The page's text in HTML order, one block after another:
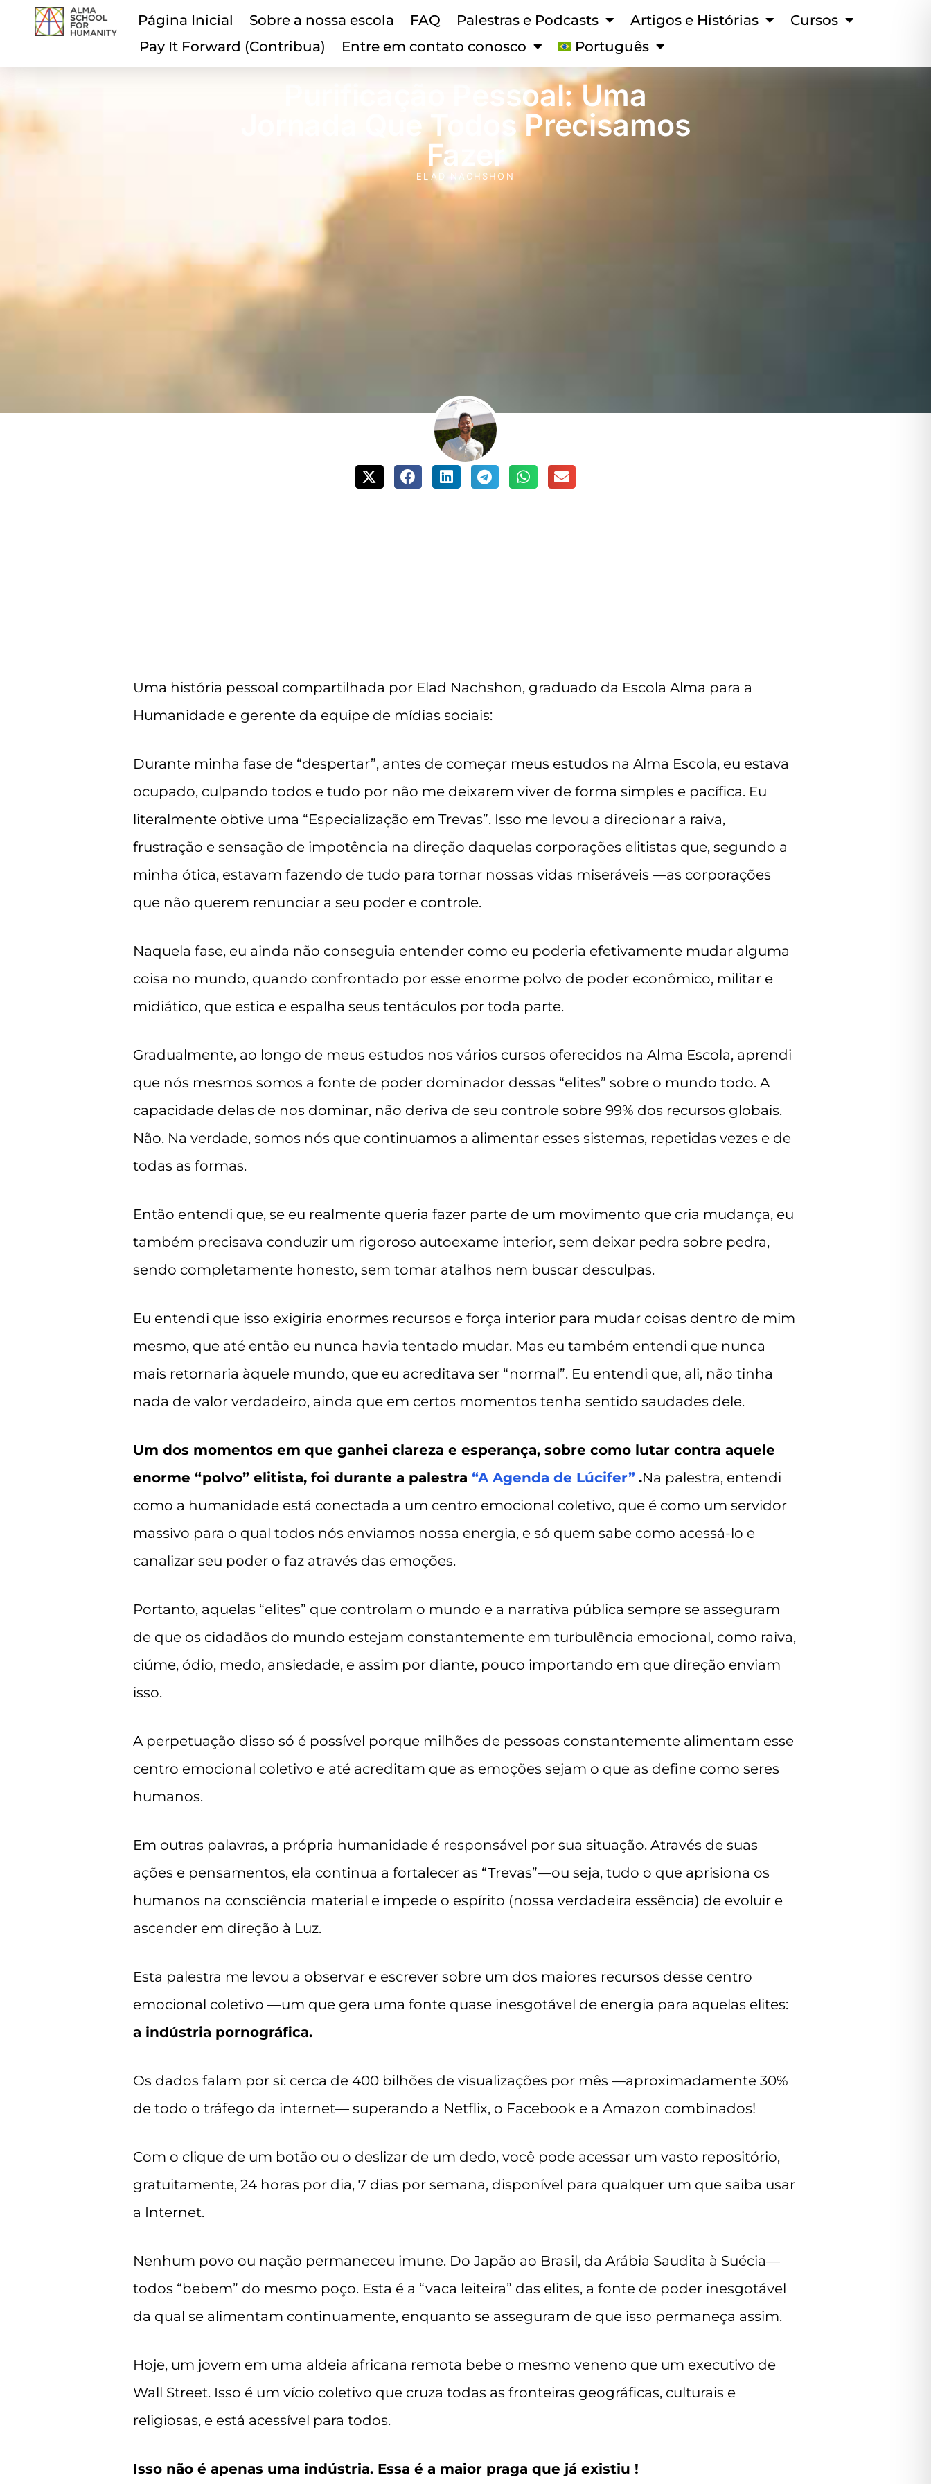
Página Inicial Sobre a nossa escola FAQ Palestras e Podcasts Artigos e Histórias
Cursos
Pay It Forward (Contribua)
Entre em contato conosco Português
Purificação Pessoal: Uma
Jornada Que Todos Precisamos
Fazer
ELAD NACHSHON
Uma história pessoal compartilhada por Elad Nachshon, graduado da Escola Alma para a
Humanidade e gerente da equipe de mídias sociais:
Durante minha fase de “despertar”, antes de começar meus estudos na Alma Escola, eu estava
ocupado, culpando todos e tudo por não me deixarem viver de forma simples e pacífica. Eu
literalmente obtive uma “Especialização em Trevas”. Isso me levou a direcionar a raiva,
frustração e sensação de impotência na direção daquelas corporações elitistas que, segundo a
minha ótica, estavam fazendo de tudo para tornar nossas vidas miseráveis —as corporações
que não querem renunciar a seu poder e controle.
Naquela fase, eu ainda não conseguia entender como eu poderia efetivamente mudar alguma
coisa no mundo, quando confrontado por esse enorme polvo de poder econômico, militar e
midiático, que estica e espalha seus tentáculos por toda parte.
Gradualmente, ao longo de meus estudos nos vários cursos oferecidos na Alma Escola, aprendi
que nós mesmos somos a fonte de poder dominador dessas “elites” sobre o mundo todo. A
capacidade delas de nos dominar, não deriva de seu controle sobre 99% dos recursos globais.
Não. Na verdade, somos nós que continuamos a alimentar esses sistemas, repetidas vezes e de
todas as formas.
Então entendi que, se eu realmente queria fazer parte de um movimento que cria mudança, eu
também precisava conduzir um rigoroso autoexame interior, sem deixar pedra sobre pedra,
sendo completamente honesto, sem tomar atalhos nem buscar desculpas.
Eu entendi que isso exigiria enormes recursos e força interior para mudar coisas dentro de mim
mesmo, que até então eu nunca havia tentado mudar. Mas eu também entendi que nunca
mais retornaria àquele mundo, que eu acreditava ser “normal”. Eu entendi que, ali, não tinha
nada de valor verdadeiro, ainda que em certos momentos tenha sentido saudades dele.
Um dos momentos em que ganhei clareza e esperança, sobre como lutar contra aquele
enorme “polvo” elitista, foi durante a palestra “A Agenda de Lúcifer” .Na palestra, entendi
como a humanidade está conectada a um centro emocional coletivo, que é como um servidor
massivo para o qual todos nós enviamos nossa energia, e só quem sabe como acessá-lo e
canalizar seu poder o faz através das emoções.
Portanto, aquelas “elites” que controlam o mundo e a narrativa pública sempre se asseguram
de que os cidadãos do mundo estejam constantemente em turbulência emocional, como raiva,
ciúme, ódio, medo, ansiedade, e assim por diante, pouco importando em que direção enviam
isso.
A perpetuação disso só é possível porque milhões de pessoas constantemente alimentam esse
centro emocional coletivo e até acreditam que as emoções sejam o que as define como seres
humanos.
Em outras palavras, a própria humanidade é responsável por sua situação. Através de suas
ações e pensamentos, ela continua a fortalecer as “Trevas”—ou seja, tudo o que aprisiona os
humanos na consciência material e impede o espírito (nossa verdadeira essência) de evoluir e
ascender em direção à Luz.
Esta palestra me levou a observar e escrever sobre um dos maiores recursos desse centro
emocional coletivo —um que gera uma fonte quase inesgotável de energia para aquelas elites:
a indústria pornográfica.
Os dados falam por si: cerca de 400 bilhões de visualizações por mês —aproximadamente 30%
de todo o tráfego da internet— superando a Netflix, o Facebook e a Amazon combinados!
Com o clique de um botão ou o deslizar de um dedo, você pode acessar um vasto repositório,
gratuitamente, 24 horas por dia, 7 dias por semana, disponível para qualquer um que saiba usar
a Internet.
Nenhum povo ou nação permaneceu imune. Do Japão ao Brasil, da Arábia Saudita à Suécia—
todos “bebem” do mesmo poço. Esta é a “vaca leiteira” das elites, a fonte de poder inesgotável
da qual se alimentam continuamente, enquanto se asseguram de que isso permaneça assim.
Hoje, um jovem em uma aldeia africana remota bebe o mesmo veneno que um executivo de
Wall Street. Isso é um vício coletivo que cruza todas as fronteiras geográficas, culturais e
religiosas, e está acessível para todos.
Isso não é apenas uma indústria. Essa é a maior praga que já existiu !